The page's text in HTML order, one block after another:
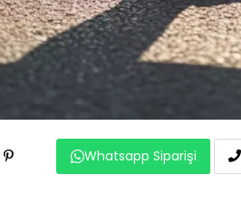
Whatsapp Siparişi